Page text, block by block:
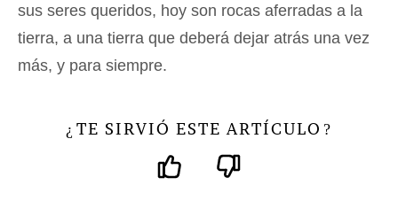
sus seres queridos, hoy son rocas aferradas a la
tierra, a una tierra que deberá dejar atrás una vez
más, y para siempre.
¿ TE SIRVIÓ ESTE ARTÍCULO ?